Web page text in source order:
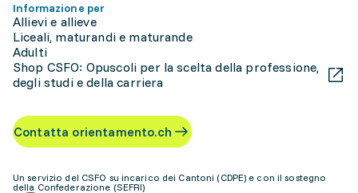
Informazione per
Allievi e allieve
Liceali, maturandi e maturande
Adulti
Shop CSFO: Opuscoli per la scelta della professione,
degli studi e della carriera
Contatta orientamento.ch
Un servizio del CSFO su incarico dei Cantoni (CDPE) e con il sostegno
della Confederazione (SEFRI)